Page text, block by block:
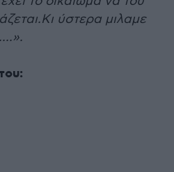
ύστερα μιλαμε